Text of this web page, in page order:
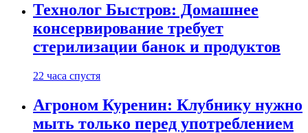
Технолог Быстров: Домашнее
консервирование требует
стерилизации банок и продуктов
22 часа спустя
Агроном Куренин: Клубнику нужно
мыть только перед употреблением